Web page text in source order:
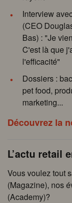
Interview
(CEO
Bas) : "Je
C'est là que
l'efficacité"
Dossiers :
pet food,
marketing...
Découvrez la
L’actu retail
Vous voulez tout
(Magazine), nos
(Academy)?